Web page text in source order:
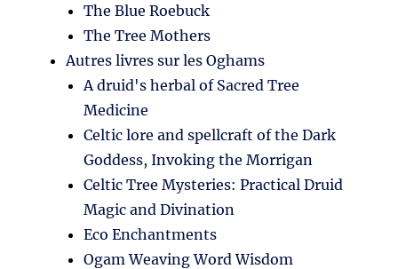
The Blue Roebuck
The Tree Mothers
Autres livres sur les Oghams
A druid's herbal of Sacred Tree
Medicine
Celtic lore and spellcraft of the Dark
Goddess, Invoking the Morrigan
Celtic Tree Mysteries: Practical Druid
Magic and Divination
Eco Enchantments
Ogam Weaving Word Wisdom